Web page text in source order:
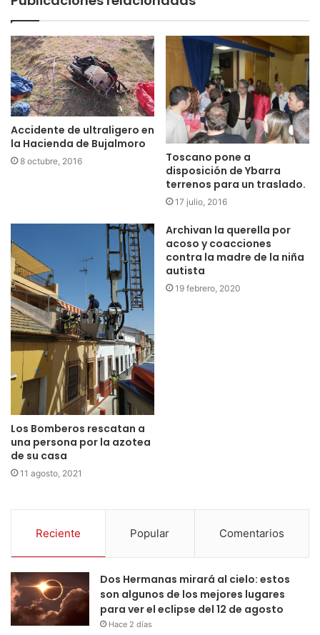
Accidente de ultraligero en
la Hacienda de Bujalmoro
8 octubre, 2016
Toscano pone a
disposición de Ybarra
terrenos para un traslado.
17 julio, 2016
Los Bomberos rescatan a
una persona por la azotea
de su casa
11 agosto, 2021
Archivan la querella por
acoso y coacciones
contra la madre de la niña
autista
19 febrero, 2020
Reciente Popular Comentarios
Dos Hermanas mirará al cielo: estos
son algunos de los mejores lugares
para ver el eclipse del 12 de agosto
Hace 2 días